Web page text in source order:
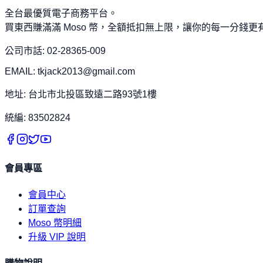
全台最優質電子商務平台。
買東西賺滿滿 Moso 幣，全額抵扣無上限，讓你的每一分錢更
公司市話: 02-28365-009
EMAIL: tkjack2013@gmail.com
地址: 台北市北投區致遠二路93號1樓
統編: 83502824
會員專區
會員中心
訂單查詢
Moso 幣明細
升級 VIP 說明